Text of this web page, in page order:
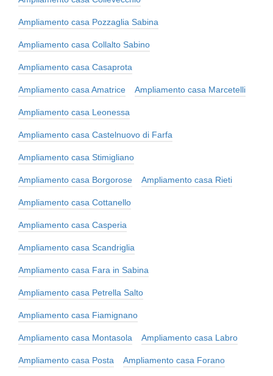
Ampliamento casa Pozzaglia Sabina
Ampliamento casa Collalto Sabino
Ampliamento casa Casaprota
Ampliamento casa Amatrice Ampliamento casa Marcetelli
Ampliamento casa Leonessa
Ampliamento casa Castelnuovo di Farfa
Ampliamento casa Stimigliano
Ampliamento casa Borgorose Ampliamento casa Rieti
Ampliamento casa Cottanello
Ampliamento casa Casperia
Ampliamento casa Scandriglia
Ampliamento casa Fara in Sabina
Ampliamento casa Petrella Salto
Ampliamento casa Fiamignano
Ampliamento casa Montasola Ampliamento casa Labro
Ampliamento casa Posta Ampliamento casa Forano